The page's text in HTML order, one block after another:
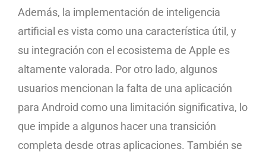
Además, la implementación de inteligencia
artificial es vista como una característica útil, y
su integración con el ecosistema de Apple es
altamente valorada. Por otro lado, algunos
usuarios mencionan la falta de una aplicación
para Android como una limitación significativa, lo
que impide a algunos hacer una transición
completa desde otras aplicaciones. También se